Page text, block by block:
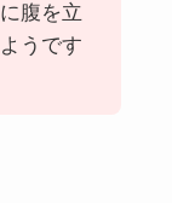
腹を立
うです